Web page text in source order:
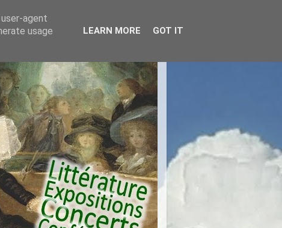
agent
usage
LEARN MORE GOT IT